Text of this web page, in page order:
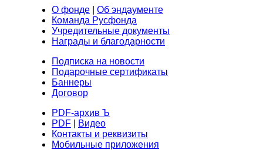
О фонде
Об эндаументе
Команда Русфонда
Учредительные документы
Награды и благодарности
Подписка на новости
Подарочные сертификаты
Баннеры
Договор
PDF-архив Ъ
PDF
Видео
Контакты и реквизиты
Мобильные приложения